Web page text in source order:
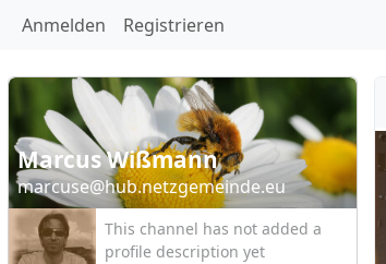
Anmelden Registrieren
Marcus Wißmann
marcuse@hub.netzgemeinde.eu
This channel has not added a
profile description yet